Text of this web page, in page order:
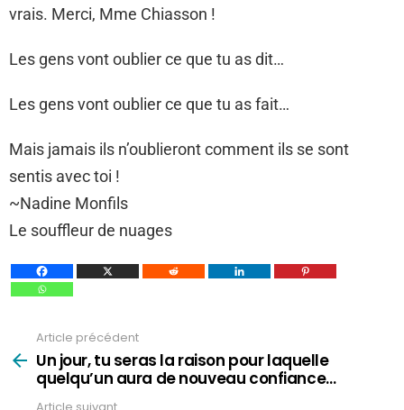
vrais. Merci, Mme Chiasson !
Les gens vont oublier ce que tu as dit…
Les gens vont oublier ce que tu as fait…
Mais jamais ils n’oublieront comment ils se sont
sentis avec toi !
~Nadine Monfils
Le souffleur de nuages
plus
Article précédent
Un jour, tu seras la raison pour laquelle
quelqu’un aura de nouveau confiance…